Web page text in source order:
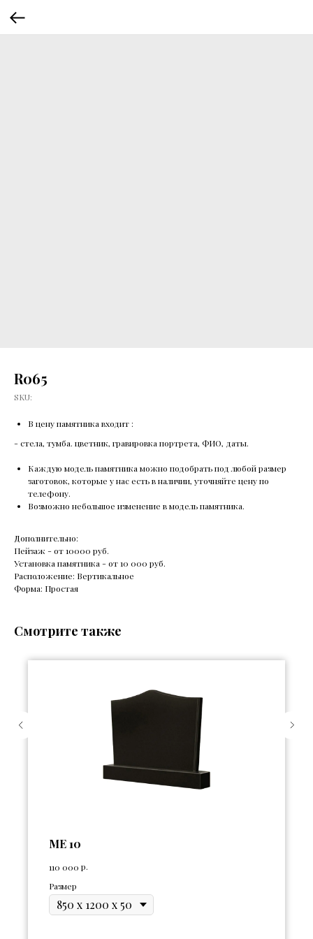
R065
SKU:
В цену памятника входит :
- стела, тумба. цветник, гравировка портрета, ФИО, даты.
Каждую модель памятника можно подобрать под любой размер
заготовок, которые у нас есть в наличии, уточняйте цену по
телефону.
Возможно небольшое изменение в модель памятника.
Дополнительно:
Пейзаж - от 10000 руб.
Установка памятника - от 10 000 руб.
Расположение: Вертикальное
Форма: Простая
Смотрите также
ME 10
110 000 р.
Размер